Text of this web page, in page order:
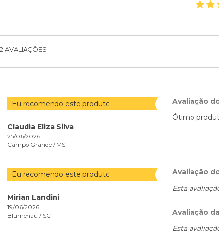
2 AVALIAÇÕES
Eu recomendo este produto
Claudia Eliza Silva
25/06/2026
Campo Grande / MS
Avaliação
Ótimo
Eu recomendo este produto
Mirian Landini
19/06/2026
Blumenau / SC
Avaliação
Esta
Avaliação
Esta